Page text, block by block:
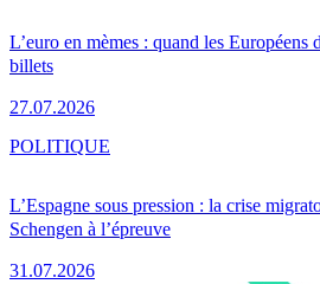
L’euro en mèmes : quand les Européens
billets
27.07.2026
L’Espagne sous pression : la crise
Schengen à l’épreuve
31.07.2026
POLITIQUE